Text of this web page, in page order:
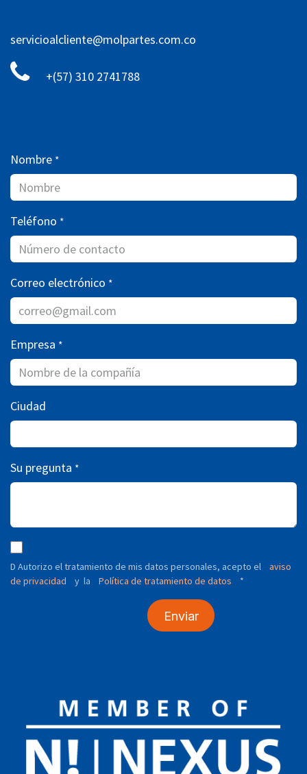
servicioalcliente@molpartes.com.co
+(57) 310 2741788
Nombre *
Teléfono *
Correo electrónico *
Empresa *
Ciudad
Su pregunta *
D Autorizo ​​el tratamiento de mis datos personales, acepto el
aviso
de privacidad
y la Política de tratamiento de datos *
Enviar